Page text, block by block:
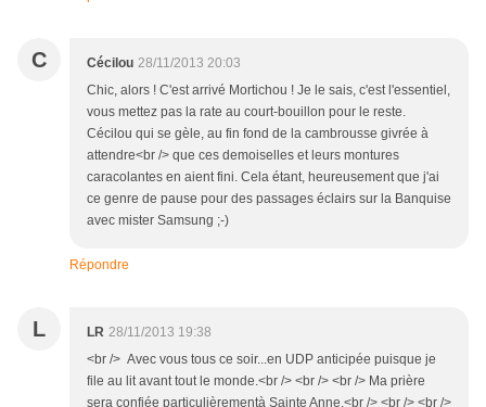
C Cécilou 28/11/2013 20:03
Chic, alors ! C'est arrivé Mortichou ! Je le sais, c'est l'essentiel,
vous mettez pas la rate au court-bouillon pour le reste.
Cécilou qui se gèle, au fin fond de la cambrousse givrée à
attendre<br /> que ces demoiselles et leurs montures
caracolantes en aient fini. Cela étant, heureusement que j'ai
ce genre de pause pour des passages éclairs sur la Banquise
avec mister Samsung ;-)
Répondre
L LR 28/11/2013 19:38
<br /> Avec vous tous ce soir...en UDP anticipée puisque je
file au lit avant tout le monde.<br /> <br /> <br /> Ma prière
sera confiée particulièrementà Sainte Anne.<br /> <br /> <br />